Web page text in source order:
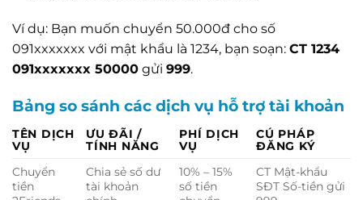
Ví dụ: Bạn muốn chuyển 50.000đ cho số
091xxxxxxx với mật khẩu là 1234, bạn soạn: CT 1234
091xxxxxxx 50000 gửi 999.
Bảng so sánh các dịch vụ hỗ trợ tài khoản
TÊN DỊCH
VỤ
ƯU ĐÃI /
TÍNH NĂNG
PHÍ DỊCH
VỤ
CÚ PHÁP
ĐĂNG KÝ
Chuyển
tiền
Chia sẻ số dư
tài khoản
10% – 15%
số tiền
CT Mật-khẩu
SĐT Số-tiền gửi